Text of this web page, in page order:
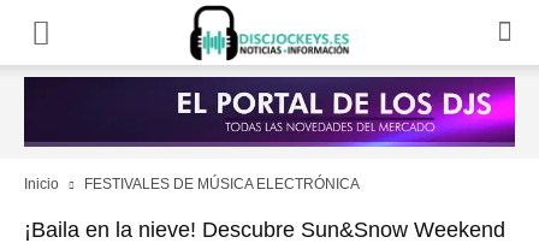
Inicio FESTIVALES DE MÚSICA ELECTRÓNICA
¡Baila en la nieve! Descubre Sun&Snow Weekend